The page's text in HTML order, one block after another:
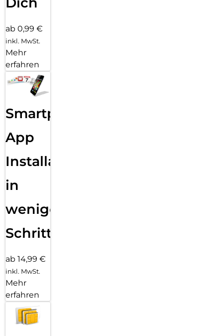
ab 0,99 €
inkl. MwSt.
Mehr
erfahren
Smartphone
App
Installation
in
wenigen
Schritten
ab 14,99 €
inkl. MwSt.
Mehr
erfahren